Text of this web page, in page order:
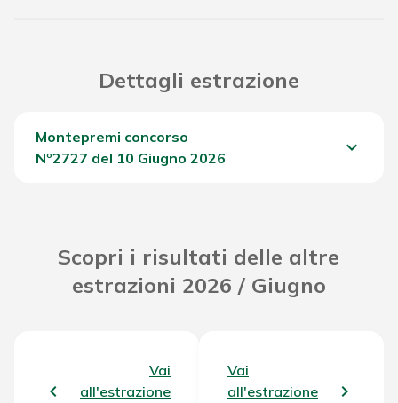
Dettagli estrazione
Montepremi concorso
Nº2727 del 10 Giugno 2026
keyboard_arrow_down
Scopri i risultati delle altre
estrazioni 2026 / Giugno
Vai
all'estrazione
Vai
all'estrazione